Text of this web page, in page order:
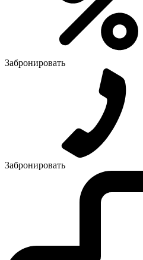
Забронировать
Забронировать